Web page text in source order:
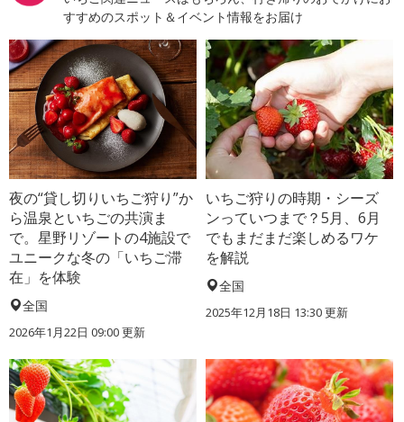
すすめのスポット＆イベント情報をお届け
夜の“貸し切りいちご狩り”か
ら温泉といちごの共演ま
で。星野リゾートの4施設で
ユニークな冬の「いちご滞
在」を体験
全国
2026年1月22日 09:00 更新
いちご狩りの時期・シーズ
ンっていつまで？5月、6月
でもまだまだ楽しめるワケ
を解説
全国
2025年12月18日 13:30 更新